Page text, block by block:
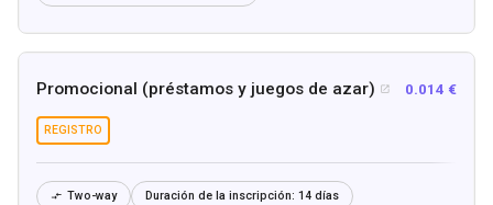
Promocional (préstamos y juegos de azar)  0.014 €
REGISTRO
 Two-way Duración de la inscripción: 14 días